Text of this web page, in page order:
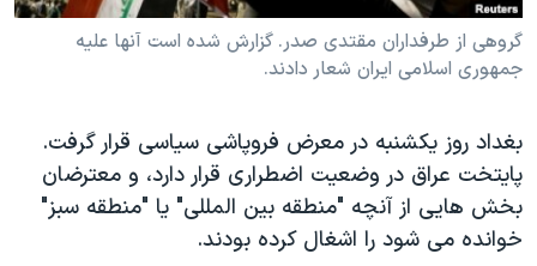
اسرائیل در جنگ
گالری عکس
ورزش زنان در ایران
اعتراضات زن، زندگی، آزادی
تریبونال مردمی آبان ۹۸
دادگاه حمید نوری
چهل سال گروگان‌گیری
زبانهای مختلف
گروهی از طرفداران مقتدی صدر. گزارش شده است آنها علیه
جمهوری اسلامی ایران شعار دادند.
بغداد روز یکشنبه در معرض فروپاشی سیاسی قرار گرفت.
پایتخت عراق در وضعیت اضطراری قرار دارد، و معترضان
بخش هایی از آنچه "منطقه بین المللی" یا "منطقه سبز"
خوانده می شود را اشغال کرده بودند.